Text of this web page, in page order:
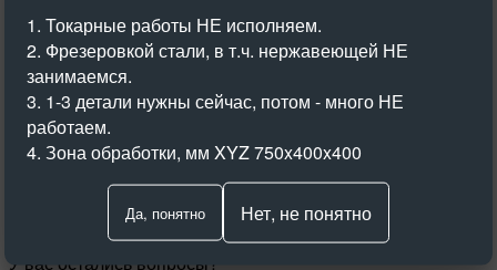
Получение исходных данных, расчет стоимости проекта.
02
Заключение договора, оплата.
03
Изготовление опытных образцов.
04
Утверждение образцов заказчиком.
Производство партии изделий.
У вас остались вопросы?
1. Токарные работы НЕ исполняем.
2. Фрезеровкой стали, в т.ч. нержавеющей НЕ
занимаемся.
3. 1-3 детали нужны сейчас, потом - много НЕ
работаем.
4. Зона обработки, мм XYZ 750x400x400
Да, понятно Нет, не понятно